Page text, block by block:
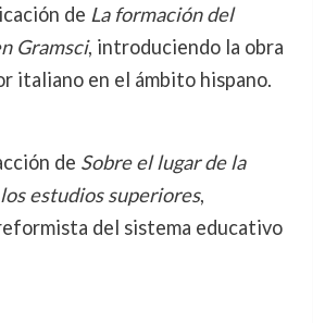
de La formación del
Gramsci, introduciendo la obra
italiano en el ámbito hispano.
de Sobre el lugar de la
estudios superiores,
del sistema educativo